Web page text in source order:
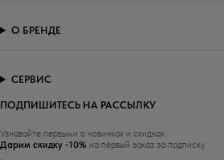
ПОДПИШИТЕСЬ НА РАССЫЛКУ
Узнавайте первыми о новинках и скидках
Дарим скидку -10% на первый заказ за подписку.
О БРЕНДЕ
СЕРВИС